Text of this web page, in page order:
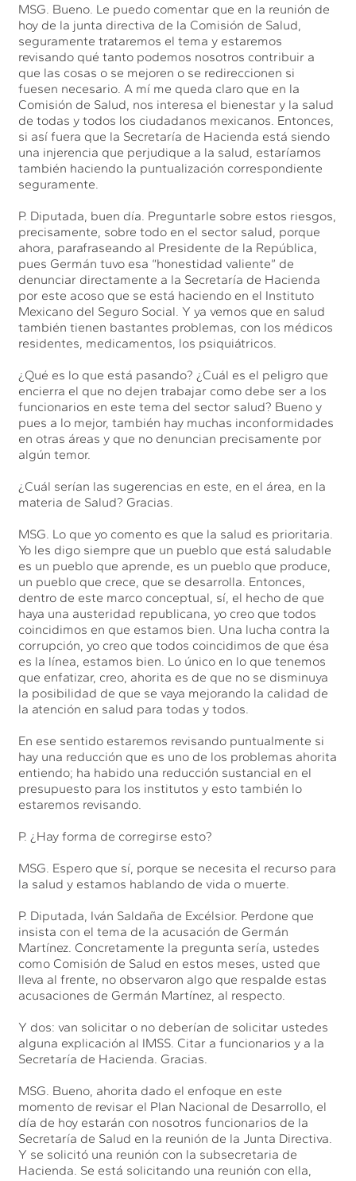
MSG. Bueno. Le puedo comentar que en la reunión de
hoy de la junta directiva de la Comisión de Salud,
seguramente trataremos el tema y estaremos
revisando qué tanto podemos nosotros contribuir a
que las cosas o se mejoren o se redireccionen si
fuesen necesario. A mí me queda claro que en la
Comisión de Salud, nos interesa el bienestar y la salud
de todas y todos los ciudadanos mexicanos. Entonces,
si así fuera que la Secretaría de Hacienda está siendo
una injerencia que perjudique a la salud, estaríamos
también haciendo la puntualización correspondiente
seguramente.
P. Diputada, buen día. Preguntarle sobre estos riesgos,
precisamente, sobre todo en el sector salud, porque
ahora, parafraseando al Presidente de la República,
pues Germán tuvo esa “honestidad valiente” de
denunciar directamente a la Secretaría de Hacienda
por este acoso que se está haciendo en el Instituto
Mexicano del Seguro Social. Y ya vemos que en salud
también tienen bastantes problemas, con los médicos
residentes, medicamentos, los psiquiátricos.
¿Qué es lo que está pasando? ¿Cuál es el peligro que
encierra el que no dejen trabajar como debe ser a los
funcionarios en este tema del sector salud? Bueno y
pues a lo mejor, también hay muchas inconformidades
en otras áreas y que no denuncian precisamente por
algún temor.
¿Cuál serían las sugerencias en este, en el área, en la
materia de Salud? Gracias.
MSG. Lo que yo comento es que la salud es prioritaria.
Yo les digo siempre que un pueblo que está saludable
es un pueblo que aprende, es un pueblo que produce,
un pueblo que crece, que se desarrolla. Entonces,
dentro de este marco conceptual, sí, el hecho de que
haya una austeridad republicana, yo creo que todos
coincidimos en que estamos bien. Una lucha contra la
corrupción, yo creo que todos coincidimos de que ésa
es la línea, estamos bien. Lo único en lo que tenemos
que enfatizar, creo, ahorita es de que no se disminuya
la posibilidad de que se vaya mejorando la calidad de
la atención en salud para todas y todos.
En ese sentido estaremos revisando puntualmente si
hay una reducción que es uno de los problemas ahorita
entiendo; ha habido una reducción sustancial en el
presupuesto para los institutos y esto también lo
estaremos revisando.
P. ¿Hay forma de corregirse esto?
MSG. Espero que sí, porque se necesita el recurso para
la salud y estamos hablando de vida o muerte.
P. Diputada, Iván Saldaña de Excélsior. Perdone que
insista con el tema de la acusación de Germán
Martínez. Concretamente la pregunta sería, ustedes
como Comisión de Salud en estos meses, usted que
lleva al frente, no observaron algo que respalde estas
acusaciones de Germán Martínez, al respecto.
Y dos: van solicitar o no deberían de solicitar ustedes
alguna explicación al IMSS. Citar a funcionarios y a la
Secretaría de Hacienda. Gracias.
MSG. Bueno, ahorita dado el enfoque en este
momento de revisar el Plan Nacional de Desarrollo, el
día de hoy estarán con nosotros funcionarios de la
Secretaría de Salud en la reunión de la Junta Directiva.
Y se solicitó una reunión con la subsecretaria de
Hacienda. Se está solicitando una reunión con ella,